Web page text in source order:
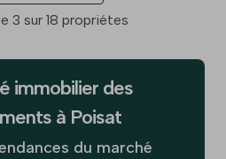
3 sur 18 propriétes
immobilier des
à Poisat
du marché